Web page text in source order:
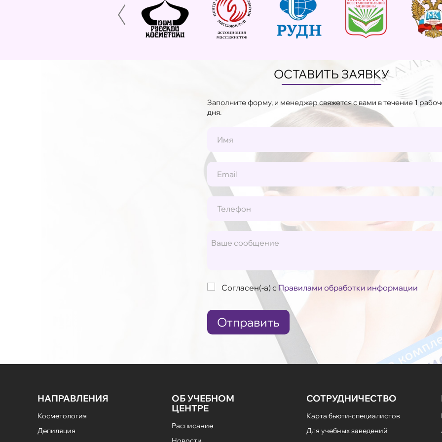
ОСТАВИТЬ ЗАЯВКУ
Заполните форму, и менеджер свяжется с вами в течение 1
дня.
Согласен(-а) с Правилами обработки информации
Отправить
НАПРАВЛЕНИЯ
Косметология
Депиляция
ОБ УЧЕБНОМ
ЦЕНТРЕ
Расписание
СОТРУДНИЧЕСТВО
Карта бьюти-специалистов
Для учебных заведений